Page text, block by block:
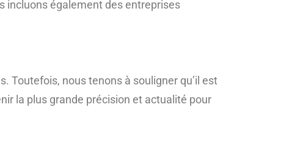
incluons également des entreprises
Toutefois, nous tenons à souligner qu’il est
la plus grande précision et actualité pour